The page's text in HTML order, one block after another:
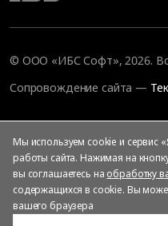
© ООО «ИБС Софт», 2026.
Сопровождение сайта —
Мы используем cookie и сервис
работы сайта. Нажимая на
вы соглашаетесь на обработку
содержащихся в cookie. Вы
вашего браузера